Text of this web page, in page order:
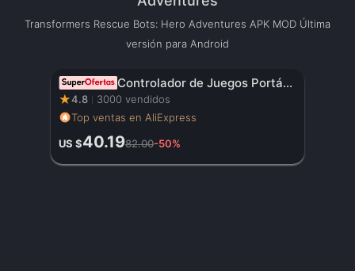
Transformers Rescue Bots: Hero Adventures APK MOD Última
versión para Android
Controlador de Juegos Portátil Original con Pantalla HD de 3.5 Pulgadas, Batería Recargable – Regalo de Navidad Perfecto para Gamers
★4.8
3000 vendidos
Top ventas en AliExpress
US $40.1982.00-50%